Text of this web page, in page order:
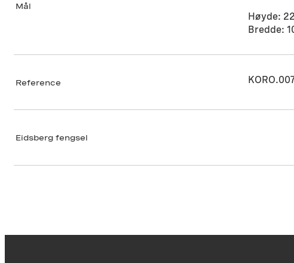
Mål
Høyde:
Bredde:
Reference
Eidsberg fengsel